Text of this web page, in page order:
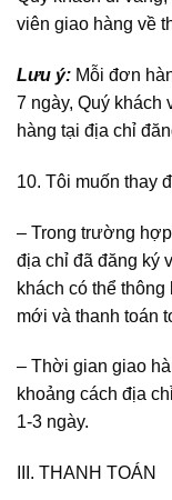
viên giao hàng về
Lưu ý: Mỗi đơn
7 ngày, Quý khách
hàng tại địa chỉ
10. Tôi muốn thay
– Trong trường
địa chỉ đã đăng ký
khách có thể
mới và thanh toán
– Thời gian giao
khoảng cách địa
1-3 ngày.
III. THANH TOÁN